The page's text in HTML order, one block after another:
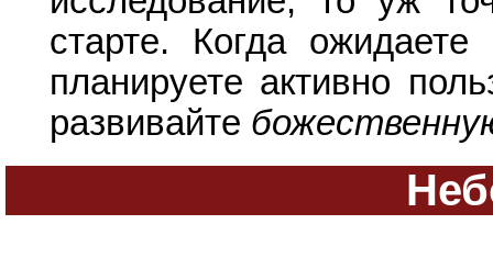
старте. Когда
планируете активно
развивайте